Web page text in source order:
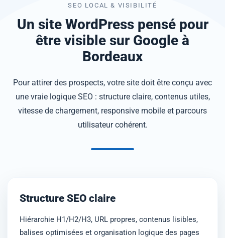
SEO LOCAL & VISIBILITÉ
Un site WordPress pensé pour
être visible sur Google à
Bordeaux
Pour attirer des prospects, votre site doit être conçu avec
une vraie logique SEO : structure claire, contenus utiles,
vitesse de chargement, responsive mobile et parcours
utilisateur cohérent.
Structure SEO claire
Hiérarchie H1/H2/H3, URL propres, contenus lisibles,
balises optimisées et organisation logique des pages